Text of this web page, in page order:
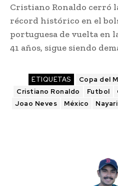
Cristiano Ronaldo cerró
récord histórico en el
portuguesa de vuelta en
41 años, sigue siendo
ETIQUETAS
Copa del
Cristiano Ronaldo
Futbol
Joao Neves
México